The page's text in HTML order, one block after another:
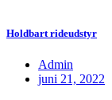
Holdbart rideudstyr
Admin
juni 21, 2022